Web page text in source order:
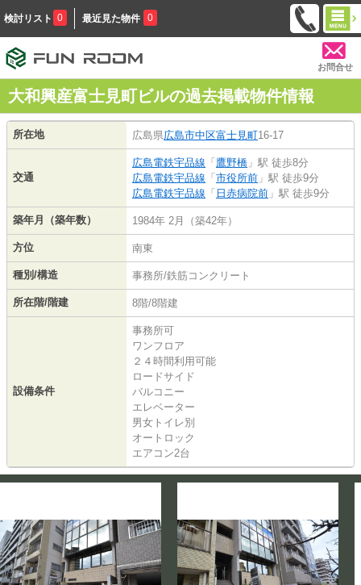
検討リスト 0 最近見た物件 0
お問合せ
大和興産富士見町ビルの過去掲載物件情報
所在地 広島県広島市中区富士見町16-17
交通
広島電鉄宇品線 「 鷹野橋 」駅 徒歩8分
広島電鉄宇品線 「 市役所前 」駅 徒歩9分
広島電鉄宇品線 「 日赤病院前 」駅 徒歩9分
築年月（築年数） 1984年 2月（築42年）
方位 南東
種別/構造 事務所/鉄筋コンクリート
所在階/階建 8階/8階建
設備条件
事務所可
ワンフロア
２４時間利用可能
ロードサイド
バルコニー
エレベーター
男女トイレ別
オートロック
エアコン2台